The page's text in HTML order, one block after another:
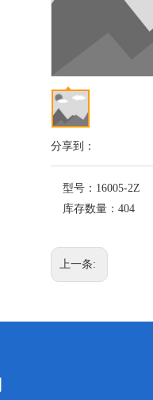
分享到：
型号： 16005-2Z
库存数量： 404
上一条: